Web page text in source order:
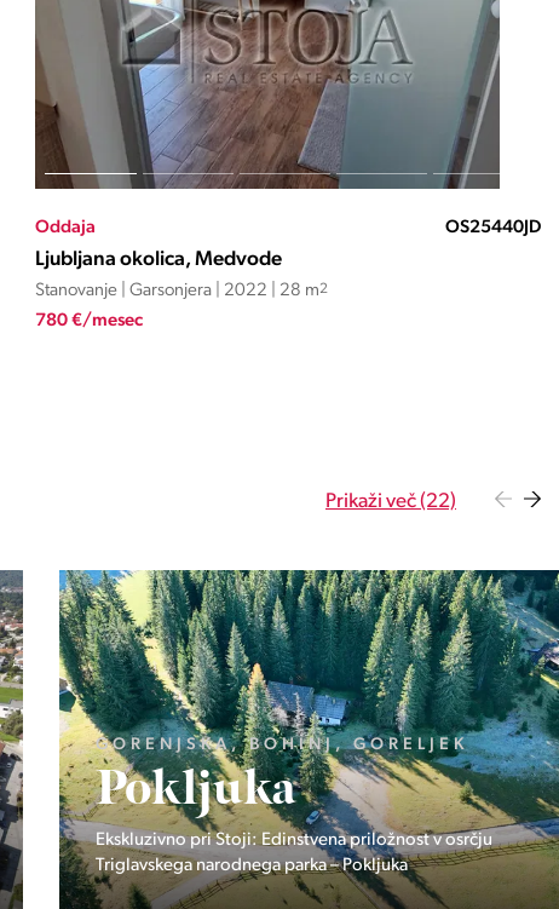
Oddaja OS25440JD
Ljubljana okolica, Medvode
Stanovanje | Garsonjera | 2022 | 28 m2
780 €/mesec
Prikaži več (22)
OBALNO - KRAŠKA, PIRAN, PORTOROŽ
Vila Olea
Zasebna rezidenca treh ekskluzivnih domov v Portorožu.